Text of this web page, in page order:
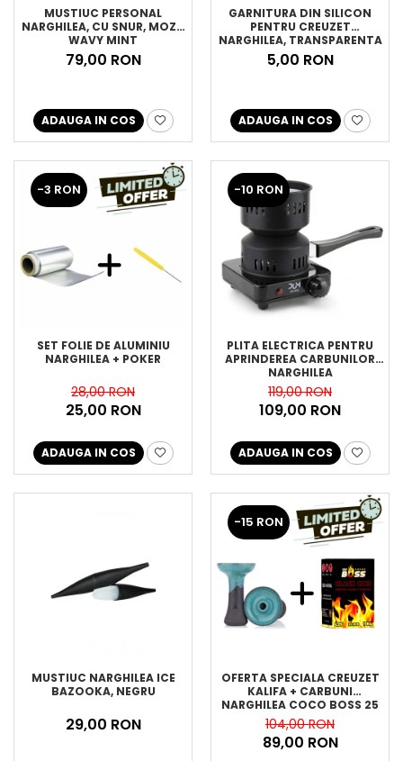
MUSTIUC PERSONAL
NARGHILEA, CU SNUR, MOZE,
WAVY MINT
79,00 RON
ADAUGA IN COS
GARNITURA DIN SILICON
PENTRU CREUZET
NARGHILEA, TRANSPARENTA
5,00 RON
ADAUGA IN COS
-3 RON
SET FOLIE DE ALUMINIU
NARGHILEA + POKER
28,00 RON
25,00 RON
ADAUGA IN COS
-10 RON
PLITA ELECTRICA PENTRU
APRINDEREA CARBUNILOR
NARGHILEA
119,00 RON
109,00 RON
ADAUGA IN COS
MUSTIUC NARGHILEA ICE
BAZOOKA, NEGRU
29,00 RON
-15 RON
OFERTA SPECIALA CREUZET
KALIFA + CARBUNI
NARGHILEA COCO BOSS 25
104,00 RON
89,00 RON